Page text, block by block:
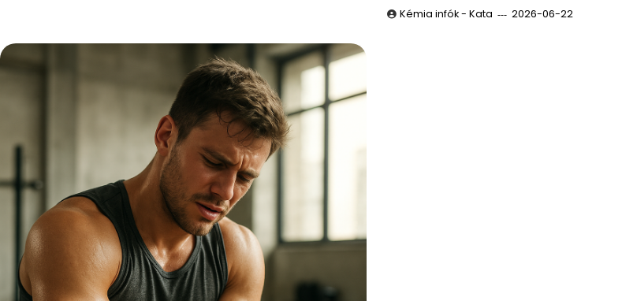
Kémia infók - Kata 2026-06-22